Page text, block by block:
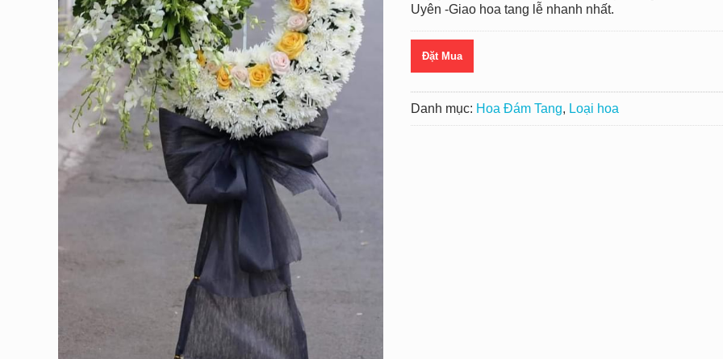
Uyên -Giao hoa tang lễ nhanh nhất.
Đặt Mua
Danh mục: Hoa Đám Tang, Loại hoa